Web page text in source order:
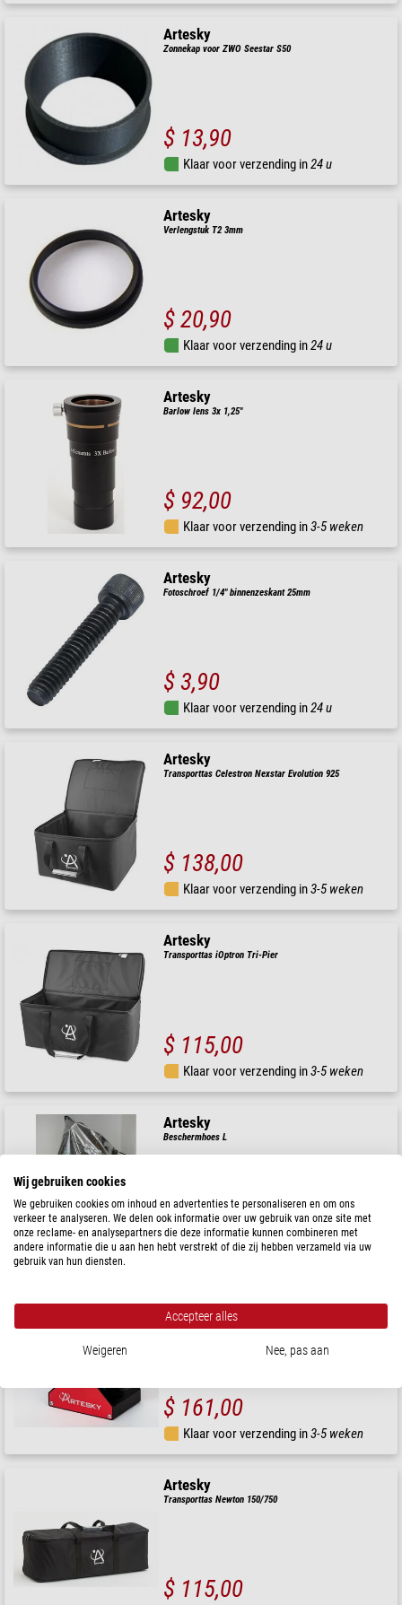
Artesky
Zonnekap voor ZWO Seestar S50
$ 13,90
Klaar voor verzending in24 u
Artesky
Verlengstuk T2 3mm
$ 20,90
Klaar voor verzending in24 u
Artesky
Barlow lens 3x 1,25"
$ 92,00
Klaar voor verzending in3-5 weken
Artesky
Fotoschroef 1/4" binnenzeskant 25mm
$ 3,90
Klaar voor verzending in24 u
Artesky
Transporttas Celestron Nexstar Evolution 925
$ 138,00
Klaar voor verzending in3-5 weken
Artesky
Transporttas iOptron Tri-Pier
$ 115,00
Klaar voor verzending in3-5 weken
Artesky
Beschermhoes L
$ 87,00
Klaar voor verzending in3-5 weken
Artesky
Diagonaal spiegel 90° 2"
$ 161,00
Klaar voor verzending in3-5 weken
Artesky
Transporttas Newton 150/750
$ 115,00
Wij gebruiken cookies
We gebruiken cookies om inhoud en advertenties te personaliseren en om ons
verkeer te analyseren. We delen ook informatie over uw gebruik van onze site met
onze reclame- en analysepartners die deze informatie kunnen combineren met
andere informatie die u aan hen hebt verstrekt of die zij hebben verzameld via uw
gebruik van hun diensten.
Accepteer alles
Weigeren Nee, pas aan